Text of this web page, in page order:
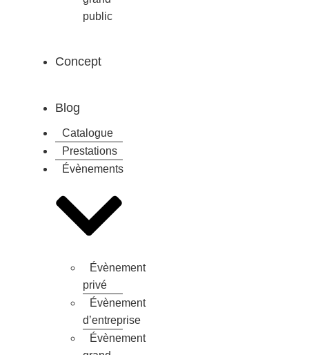
public
Concept
Blog
Catalogue
Prestations
Évènements
Évènement
privé
Évènement
d’entreprise
Évènement